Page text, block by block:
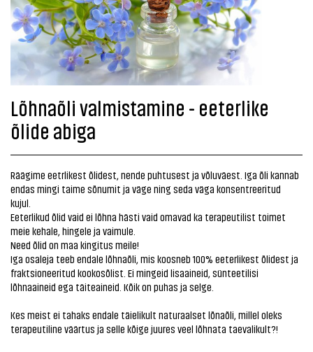
Lõhnaõli valmistamine - eeterlike
õlide abiga
Räägime eetrlikest õlidest, nende puhtusest ja võluväest. Iga õli kannab
endas mingi taime sõnumit ja väge ning seda väga konsentreeritud
kujul.
Eeterlikud õlid vaid ei lõhna hästi vaid omavad ka terapeutilist toimet
meie kehale, hingele ja vaimule.
Need õlid on maa kingitus meile!
Iga osaleja teeb endale lõhnaõli, mis koosneb 100% eeterlikest õlidest ja
fraktsioneeritud kookosõlist. Ei mingeid lisaaineid, sünteetilisi
lõhnaaineid ega täiteaineid. Kõik on puhas ja selge.
Kes meist ei tahaks endale täielikult naturaalset lõnaõli, millel oleks
terapeutiline väärtus ja selle kõige juures veel lõhnata taevalikult?!